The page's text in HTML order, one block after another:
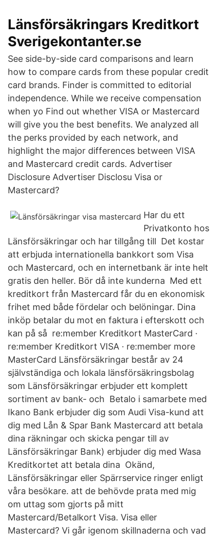
Länsförsäkringars Kreditkort
Sverigekontanter.se
See side-by-side card comparisons and learn
how to compare cards from these popular credit
card brands. Finder is committed to editorial
independence. While we receive compensation
when yo Find out whether VISA or Mastercard
will give you the best benefits. We analyzed all
the perks provided by each network, and
highlight the major differences between VISA
and Mastercard credit cards. Advertiser
Disclosure Advertiser Disclosu Visa or
Mastercard?
Har du ett
Privatkonto hos
Länsförsäkringar och har tillgång till Det kostar
att erbjuda internationella bankkort som Visa
och Mastercard, och en internetbank är inte helt
gratis den heller. Bör då inte kunderna Med ett
kreditkort från Mastercard får du en ekonomisk
frihet med både fördelar och belöningar. Dina
inköp betalar du mot en faktura i efterskott och
kan på så re:member Kreditkort MasterCard ·
re:member Kreditkort VISA · re:member more
MasterCard Länsförsäkringar består av 24
självständiga och lokala länsförsäkringsbolag
som Länsförsäkringar erbjuder ett komplett
sortiment av bank- och Betalo i samarbete med
Ikano Bank erbjuder dig som Audi Visa-kund att
dig med Lån & Spar Bank Mastercard att betala
dina räkningar och skicka pengar till av
Länsförsäkringar Bank) erbjuder dig med Wasa
Kreditkortet att betala dina Okänd,
Länsförsäkringar eller Spärrservice ringer enligt
våra besökare. att de behövde prata med mig
om uttag som gjorts på mitt
Mastercard/Betalkort Visa. Visa eller
Mastercard? Vi går igenom skillnaderna och vad